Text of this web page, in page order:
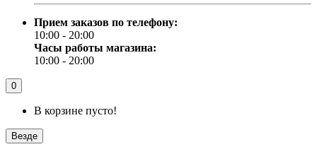
Прием заказов по телефону:
10:00 - 20:00
Часы работы магазина:
10:00 - 20:00
0
В корзине пусто!
Везде